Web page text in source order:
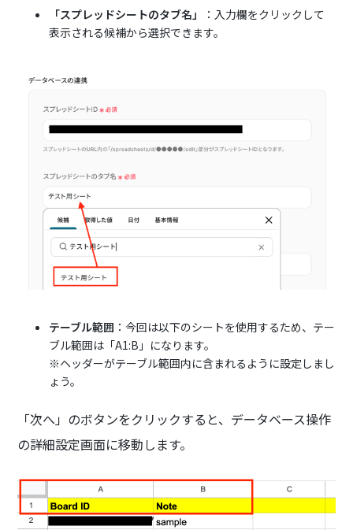
「スプレッドシートのタブ名」
：入力欄をクリックして
表示される候補から選択できます。
テーブル範囲 ：今回は以下のシートを使用するため、テー
ブル範囲は「A1:B」になります。
※ヘッダーがテーブル範囲内に含まれるように設定しまし
ょう。
「次へ」のボタンをクリックすると、データベース操作
の詳細設定画面に移動します。